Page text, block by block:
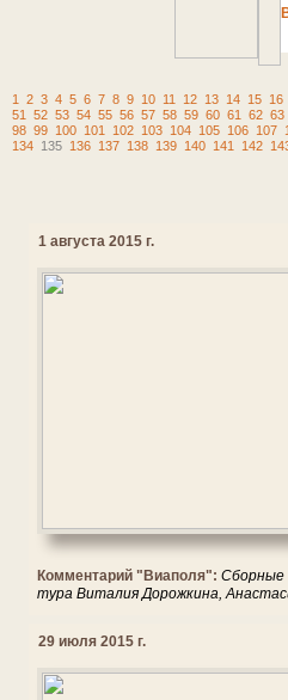
1 2 3 4 5 6 7 8 9 10 11 12 13 14 15 16
51
52 53 54 55 56 57 58 59 60 61 62 63
98 99 100 101 102 103 104 105 106 107
134 135 136 137 138 139 140 141 142
1 августа 2015 г.
Комментарий "Виаполя": Сборные
тура Виталия Дорожкина,
29 июля 2015 г.